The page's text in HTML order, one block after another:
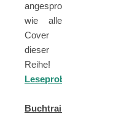
angesprochen,
wie alle
Cover
dieser
Reihe!
Leseprobe
Buchtrailer